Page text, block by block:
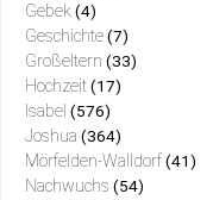
Gebek (4)
Geschichte (7)
Großeltern (33)
Hochzeit (17)
Isabel (576)
Joshua (364)
Mörfelden-Walldorf (41)
Nachwuchs (54)